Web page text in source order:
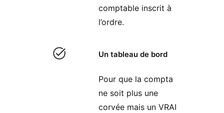
comptable inscrit à
l’ordre.
Un tableau de bord
Pour que la compta
ne soit plus une
corvée mais un VRAI